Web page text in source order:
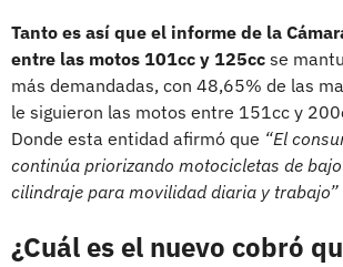
Tanto es así que el informe de la
entre las motos 101cc y 125cc se
más demandadas, con 48,65% de las
le siguieron las motos entre 151cc y
Donde esta entidad afirmó que “El
continúa priorizando motocicletas de
cilindraje para movilidad diaria y trabajo”
¿Cuál es el nuevo cobró